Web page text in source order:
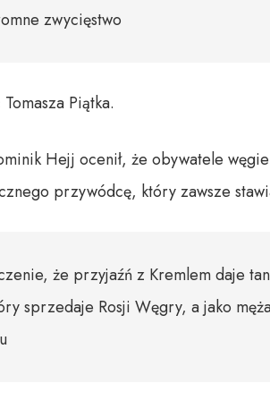
zwycięstwo
Piątka.
Hejj ocenił, że obywatele
przywódcę, który zawsze
że przyjaźń z Kremlem daje
sprzedaje Rosji Węgry, a jako